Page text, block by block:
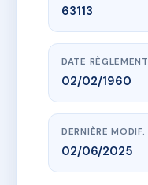
63113
DATE RÈGLEMENT
02/02/1960
DERNIÈRE MODIF.
02/06/2025